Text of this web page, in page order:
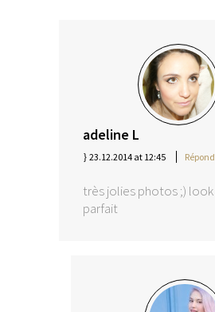
adeline L
23.12.2014 at 12:45
très jolies photos ;)
parfait